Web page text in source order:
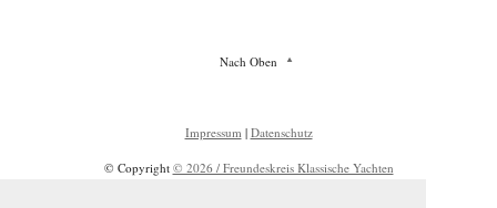
Nach Oben
Impressum | Datenschutz
© Copyright © 2026 / Freundeskreis Klassische Yachten